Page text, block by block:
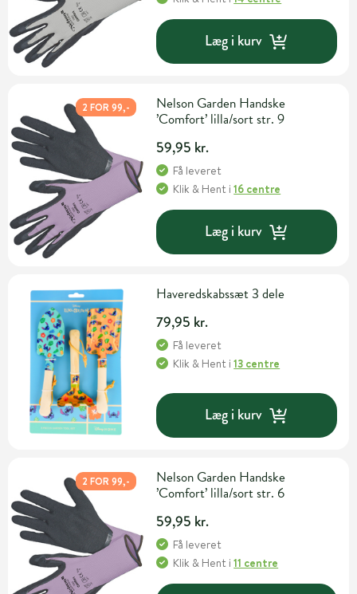
Læg i kurv
2 FOR 99,-
Nelson Garden Handske
’Comfort’ lilla/sort str. 9
59,95 kr.
Få leveret
Klik & Hent i16 centre
Læg i kurv
Haveredskabssæt 3 dele
79,95 kr.
Få leveret
Klik & Hent i13 centre
Læg i kurv
2 FOR 99,-
Nelson Garden Handske
’Comfort’ lilla/sort str. 6
59,95 kr.
Få leveret
Klik & Hent i11 centre